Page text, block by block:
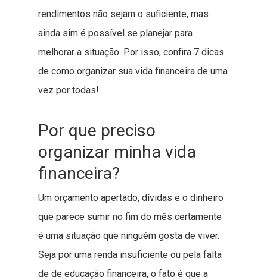
rendimentos não sejam o suficiente, mas
ainda sim é possível se planejar para
melhorar a situação. Por isso, confira 7 dicas
de como organizar sua vida financeira de uma
vez por todas!
Por que preciso
organizar minha vida
financeira?
Um orçamento apertado, dívidas e o dinheiro
que parece sumir no fim do mês certamente
é uma situação que ninguém gosta de viver.
Seja por uma renda insuficiente ou pela falta
de de educação financeira, o fato é que a